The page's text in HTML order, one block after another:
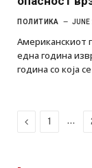
ПОЛИТИКА JUNE
Американскиот
една година
година со која
Previous
1 …